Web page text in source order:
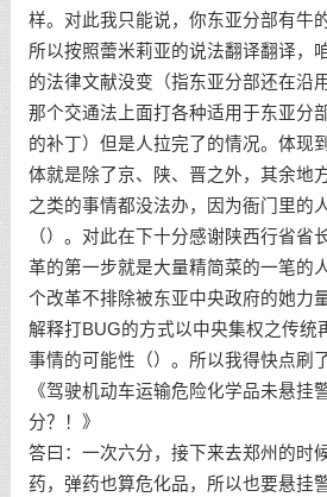
样。对此我只能说，你东亚分部有牛
所以按照蕾米莉亚的说法翻译翻译，
的法律文献没变（指东亚分部还在沿
那个交通法上面打各种适用于东亚分
的补丁）但是人拉完了的情况。体现
体就是除了京、陕、晋之外，其余地
之类的事情都没法办，因为衙门里的
（）。对此在下十分感谢陕西行省省
革的第一步就是大量精简菜的一笔的
个改革不排除被东亚中央政府的她力
解释打BUG的方式以中央集权之传统
事情的可能性（）。所以我得快点刷了
《驾驶机动车运输危险化学品未悬挂
分？！》
答曰：一次六分，接下来去郑州的时
药，弹药也算危化品，所以也要悬挂